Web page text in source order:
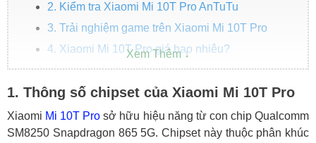
2. Kiểm tra Xiaomi Mi 10T Pro AnTuTu
3. Trải nghiệm game trên Xiaomi Mi 10T Pro
4. Xiaomi Mi 10T Pro giá bao nhiêu?
1. Thông số chipset của Xiaomi Mi 10T Pro
Xiaomi Mi 10T Pro sở hữu hiệu năng từ con chip Qualcomm
SM8250 Snapdragon 865 5G. Chipset này thuộc phân khúc